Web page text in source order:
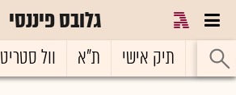
גלובס פיננסי
ראשי תיק אישי ת"א וול סטריט